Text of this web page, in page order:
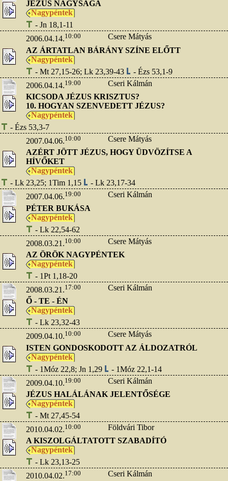
JÉZUS NAGYSÁGA
Nagypéntek
- Jn 18,1-11
2006.04.14.10:00
Csere Mátyás
AZ ÁRTATLAN BÁRÁNY SZÍNE ELŐTT
Nagypéntek
- Mt 27,15-26; Lk 23,39-43
- Ézs 53,1-9
2006.04.14.19:00
Cseri Kálmán
KICSODA JÉZUS KRISZTUS?
10. HOGYAN SZENVEDETT JÉZUS?
Nagypéntek
- Ézs 53,3-7
2007.04.06.10:00
Csere Mátyás
AZÉRT JÖTT JÉZUS, HOGY ÜDVÖZÍTSE A
HÍVŐKET
Nagypéntek
- Lk 23,25; 1Tim 1,15
- Lk 23,17-34
2007.04.06.19:00
Cseri Kálmán
PÉTER BUKÁSA
Nagypéntek
- Lk 22,54-62
2008.03.21.10:00
Csere Mátyás
AZ ÖRÖK NAGYPÉNTEK
Nagypéntek
- 1Pt 1,18-20
2008.03.21.17:00
Cseri Kálmán
Ő - TE - ÉN
Nagypéntek
- Lk 23,32-43
2009.04.10.10:00
Csere Mátyás
ISTEN GONDOSKODOTT AZ ÁLDOZATRÓL
Nagypéntek
- 1Móz 22,8; Jn 1,29
- 1Móz 22,1-14
2009.04.10.19:00
Cseri Kálmán
JÉZUS HALÁLÁNAK JELENTŐSÉGE
Nagypéntek
- Mt 27,45-54
2010.04.02.10:00
Földvári Tibor
A KISZOLGÁLTATOTT SZABADÍTÓ
Nagypéntek
- Lk 23,13-25
2010.04.02.17:00
Cseri Kálmán